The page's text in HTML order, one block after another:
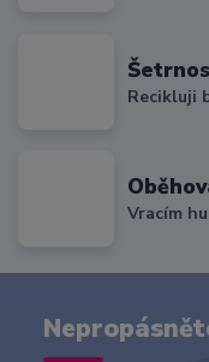
Recikluji
Vracím